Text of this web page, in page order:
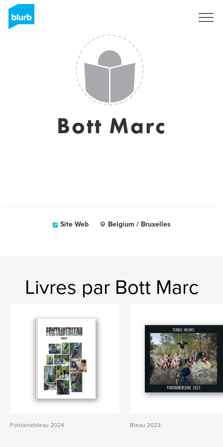
Bott Marc
Site Web Belgium / Bruxelles
Livres par Bott Marc
Fontainebleau 2024 Bleau 2023